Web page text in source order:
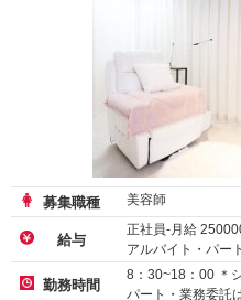
募集職種 美容師
給与
正社員-月給
アルバイト・パー
業務委託
勤務時間
8：30~18：00 ＊
パート・業務委託